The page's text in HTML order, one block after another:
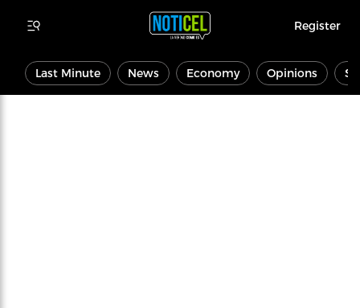
Register
Last Minute News Economy Opinions